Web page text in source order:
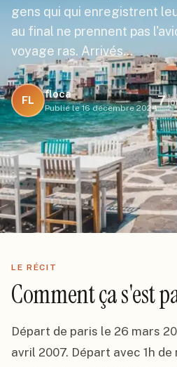
gens qui qui enregistrent
au final ne prennent pas
voyage ras. Arrivés…
FL
floca
Publié le 16 décembre 2024
7
LE RÉCIT
Comment ça s'est
Départ de paris le 26 mars
avril 2007. Départ avec 1h